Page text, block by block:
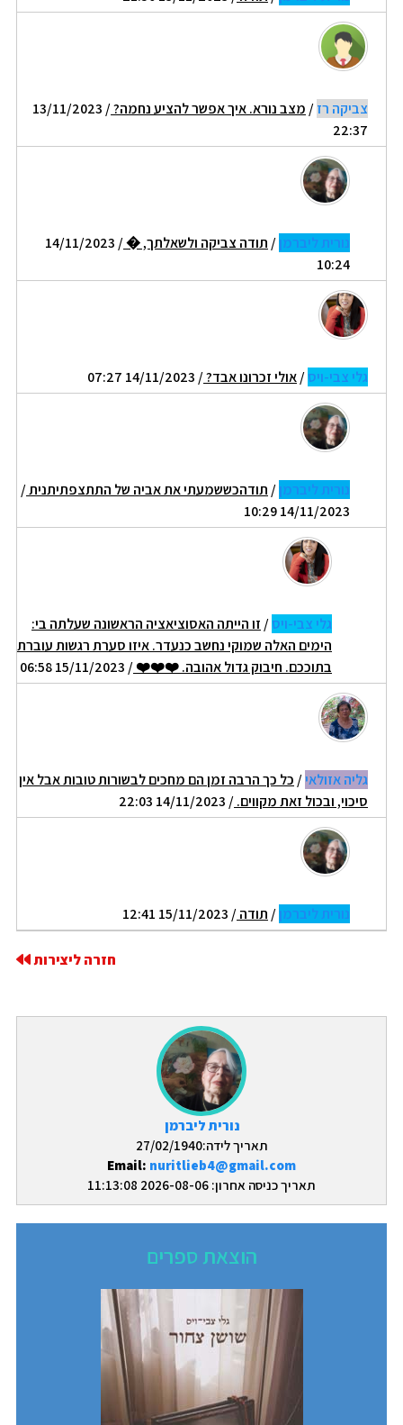
נורית ליברמן
תאריך לידה:27/02/1940
Email: nuritlieb4@gmail.com
תאריך כניסה אחרון: 2026-08-06 11:13:08
הוצאת ספרים
צביקה רז/ מצב נורא. איך אפשר להציע נחמה?
/ 13/11/2023
22:37
נורית ליברמן/ תודה צביקה ולשאלתך, �
/ 14/11/2023
10:24
גלי צבי-ויס/אולי זכרונו אבד?/ 14/11/2023 07:27
נורית ליברמן/ תודהכששמעתי את אביה של התתצפתיתנית/
14/11/2023 10:29
גלי צבי-ויס/ זו הייתה האסוציאציה הראשונה שעלתה בי:
הימים האלה שמוקי נחשב כנעדר. איזו סערת רגשות עוברת
בתוככם. חיבוק גדול אהובה. ❤️❤️❤️/ 15/11/2023 06:58
גליה אזולאי/ כל כך הרבה זמן הם מחכים לבשורות טובות אבל אין
סיכוי, ובכול זאת מקווים./ 14/11/2023 22:03
נורית ליברמן/ תודה/ 15/11/2023 12:41
חזרה ליצירות